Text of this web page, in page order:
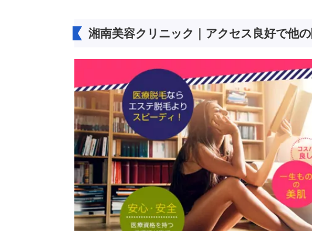
湘南美容クリニック｜アクセス良好で他